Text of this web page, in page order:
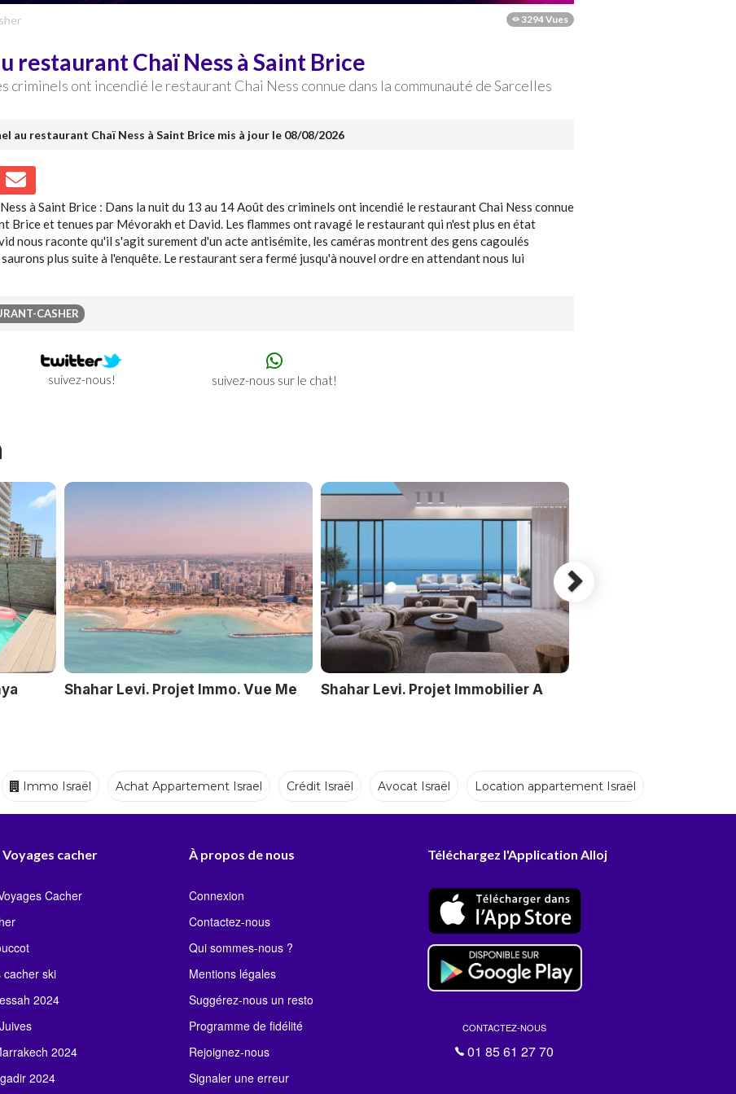
3294 Vues
restaurant Chaï Ness à Saint Brice
criminels ont incendié le restaurant Chai Ness connue dans la communauté de Sarcelles
au restaurant Chaï Ness à Saint Brice mis à jour le 08/08/2026
à Saint Brice : Dans la nuit du 13 au 14 Août des criminels ont incendié le restaurant Chai Ness connue
Brice et tenues par Mévorakh et David. Les flammes ont ravagé le restaurant qui n'est plus en état
nous raconte qu'il s'agit surement d'un acte antisémite, les caméras montrent des gens cagoulés
plus suite à l'enquête. Le restaurant sera fermé jusqu'à nouvel ordre en attendant nous lui
CASHER
suivez-nous! suivez-nous sur le chat!
Shahar Levi. Projet Immo. Vue Me Shahar Levi. Projet Immobilier A
Immo Israël Achat Appartement Israel Crédit Israël Avocat Israël Location appartement Israël
Ecoles Crèches Traiteurs
Voyages cacher
Cacher
cacher ski
2024
2024
2024
À propos de nous
Connexion
Contactez-nous
Qui sommes-nous ?
Mentions légales
Suggérez-nous un resto
Programme de fidélité
Rejoignez-nous
Signaler une erreur
Téléchargez l'Application Alloj
CONTACTEZ-NOUS
01 85 61 27 70